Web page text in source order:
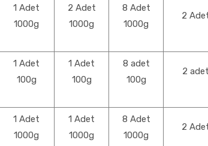
1 Adet
1000g
2 Adet
1000g
8 Adet
1000g
2
1 Adet
100g
1 Adet
100g
8 adet
100g
2
1 Adet
1000g
1 Adet
1000g
8 Adet
1000g
2